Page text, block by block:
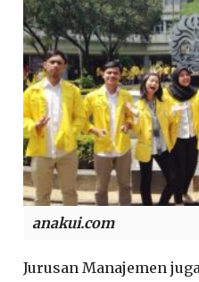
anakui.com
Jurusan Manajemen